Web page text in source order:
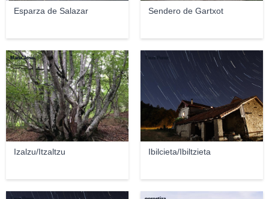
Esparza de Salazar Sendero de Gartxot
Izalzu/Itzaltzu
Maria Jose
Ibilcieta/Ibiltzieta
Txus Perez